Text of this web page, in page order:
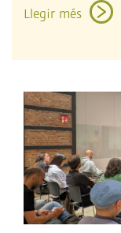
Llegir més